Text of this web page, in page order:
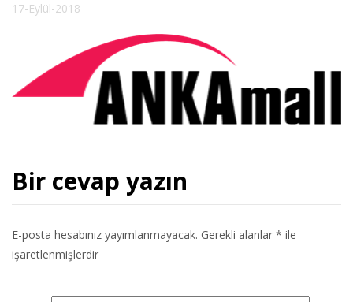
17-Eylül-2018
Bir cevap yazın
E-posta hesabınız yayımlanmayacak. Gerekli alanlar * ile
işaretlenmişlerdir